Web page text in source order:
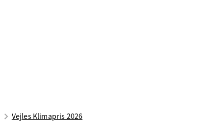
Vejles Klimapris 2026